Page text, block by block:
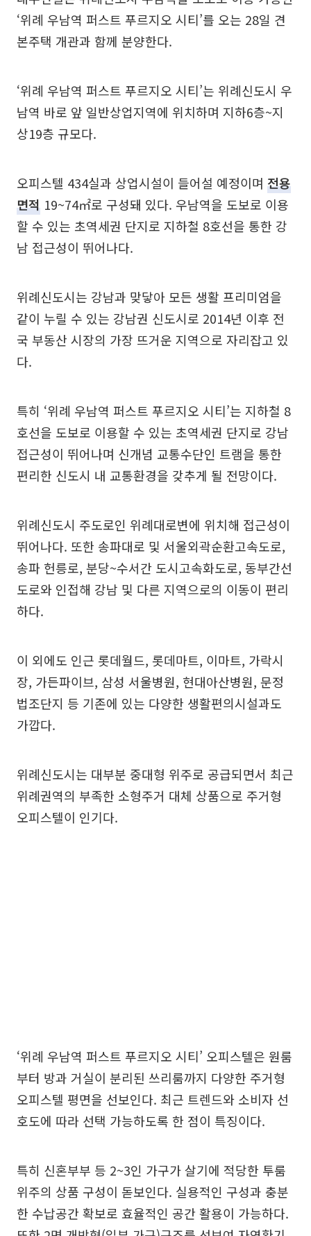
‘위례 우남역 퍼스트 푸르지오 시티’를 오는 28일 견
본주택 개관과 함께 분양한다.
‘위례 우남역 퍼스트 푸르지오 시티’는 위례신도시 우
남역 바로 앞 일반상업지역에 위치하며 지하6층~지
상19층 규모다.
오피스텔 434실과 상업시설이 들어설 예정이며 전용
면적 19~74㎡로 구성돼 있다. 우남역을 도보로 이용
할 수 있는 초역세권 단지로 지하철 8호선을 통한 강
남 접근성이 뛰어나다.
위례신도시는 강남과 맞닿아 모든 생활 프리미엄을
같이 누릴 수 있는 강남권 신도시로 2014년 이후 전
국 부동산 시장의 가장 뜨거운 지역으로 자리잡고 있
다.
특히 ‘위례 우남역 퍼스트 푸르지오 시티’는 지하철 8
호선을 도보로 이용할 수 있는 초역세권 단지로 강남
접근성이 뛰어나며 신개념 교통수단인 트램을 통한
편리한 신도시 내 교통환경을 갖추게 될 전망이다.
위례신도시 주도로인 위례대로변에 위치해 접근성이
뛰어나다. 또한 송파대로 및 서울외곽순환고속도로,
송파 헌릉로, 분당~수서간 도시고속화도로, 동부간선
도로와 인접해 강남 및 다른 지역으로의 이동이 편리
하다.
이 외에도 인근 롯데월드, 롯데마트, 이마트, 가락시
장, 가든파이브, 삼성 서울병원, 현대아산병원, 문정
법조단지 등 기존에 있는 다양한 생활편의시설과도
가깝다.
위례신도시는 대부분 중대형 위주로 공급되면서 최근
위례권역의 부족한 소형주거 대체 상품으로 주거형
오피스텔이 인기다.
‘위례 우남역 퍼스트 푸르지오 시티’ 오피스텔은 원룸
부터 방과 거실이 분리된 쓰리룸까지 다양한 주거형
오피스텔 평면을 선보인다. 최근 트렌드와 소비자 선
호도에 따라 선택 가능하도록 한 점이 특징이다.
특히 신혼부부 등 2~3인 가구가 살기에 적당한 투룸
위주의 상품 구성이 돋보인다. 실용적인 구성과 충분
한 수납공간 확보로 효율적인 공간 활용이 가능하다.